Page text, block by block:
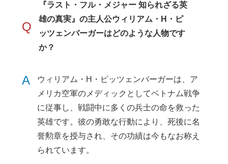
Q
『ラスト・フル・メジャー 知られざる英
雄の真実』の主人公ウィリアム・H・ピ
ッツェンバーガーはどのような人物です
か？
A
ウィリアム・H・ピッツェンバーガーは、ア
メリカ空軍のメディックとしてベトナム戦争
に従事し、戦闘中に多くの兵士の命を救った
英雄です。彼の勇敢な行動により、死後に名
誉勲章を授与され、その功績は今もなお称え
られています。